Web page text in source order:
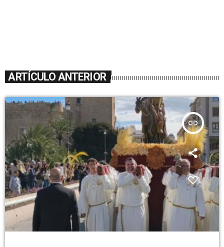
ARTÍCULO ANTERIOR
insert_link